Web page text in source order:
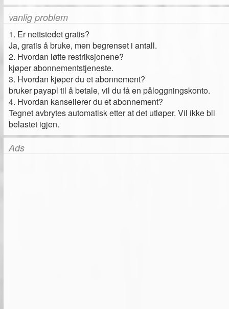
vanlig problem
1. Er nettstedet gratis?
Ja, gratis å bruke, men begrenset i antall.
2. Hvordan løfte restriksjonene?
kjøper abonnementstjeneste.
3. Hvordan kjøper du et abonnement?
bruker payapl til å betale, vil du få en påloggningskonto.
4. Hvordan kansellerer du et abonnement?
Tegnet avbrytes automatisk etter at det utløper. Vil ikke bli
belastet igjen.
Ads